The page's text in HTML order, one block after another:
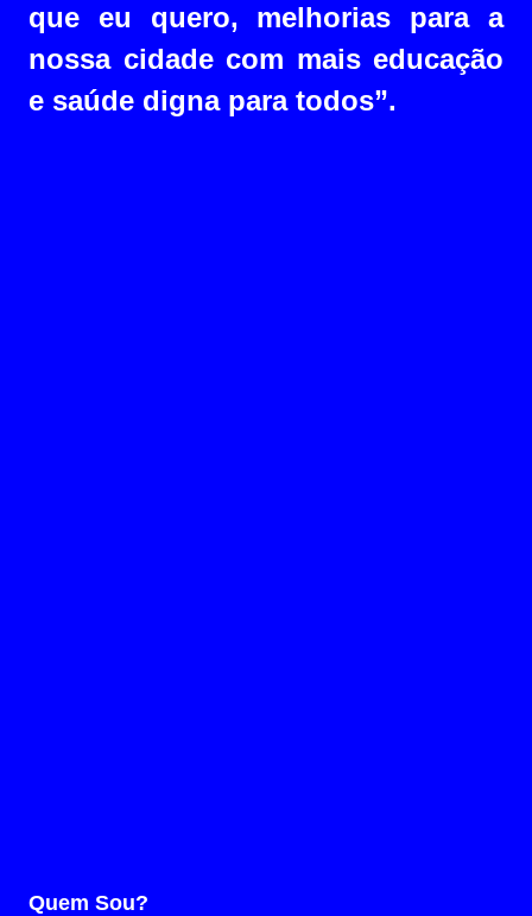
que eu quero, melhorias para a
nossa cidade com mais educação
e saúde digna para todos”.
Quem Sou?